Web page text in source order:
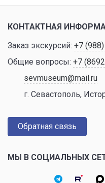
КОНТАКТНАЯ
Заказ экскурсий: +7
Общие вопросы: +7
sevmuseum@mail.ru
г. Севастополь,
Обратная связь
МЫ В СОЦИАЛЬНЫХ